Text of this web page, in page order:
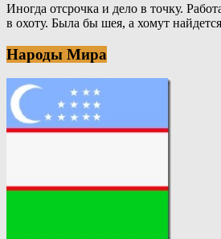
Иногда отсрочка и дело в точку.
в охоту. Была бы шея, а хомут
Народы Мира